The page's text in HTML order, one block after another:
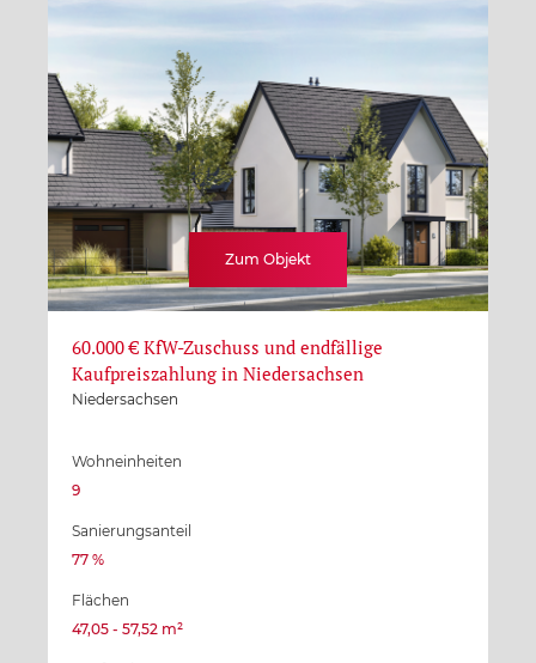
Zum Objekt
60.000 € KfW-Zuschuss und endfällige
Kaufpreiszahlung in Niedersachsen
Niedersachsen
Wohneinheiten
9
Sanierungsanteil
77 %
Flächen
47,05 - 57,52 m²